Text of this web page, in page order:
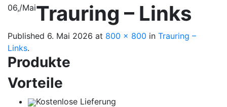
06,/MaiTrauring – Links
Published 6. Mai 2026 at 800 × 800 in Trauring –
Links.
Produkte
Vorteile
Kostenlose Lieferung